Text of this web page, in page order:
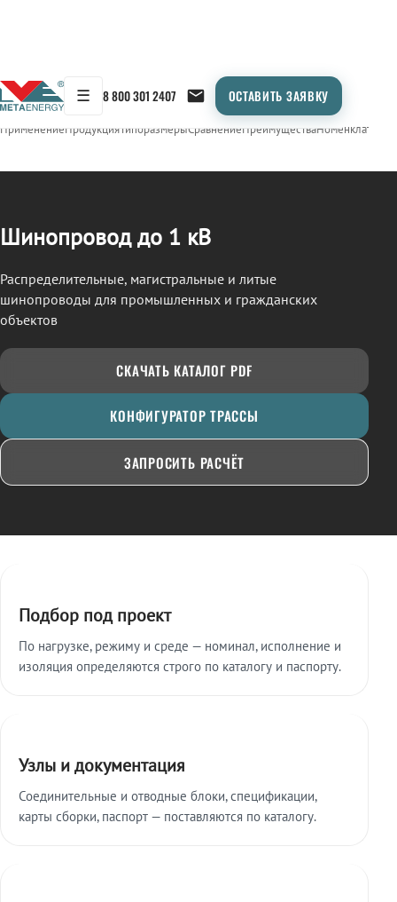
☰ 8 800 301 2407 ОСТАВИТЬ ЗАЯВКУ
← Продукция/ШИНОПРОВОД
ПрименениеПродукцияТипоразмерыСравнениеПреимуществаНоменклатура
Шинопровод до 1 кВ
Распределительные, магистральные и литые
шинопроводы для промышленных и гражданских
объектов
СКАЧАТЬ КАТАЛОГ PDF
КОНФИГУРАТОР ТРАССЫ
ЗАПРОСИТЬ РАСЧЁТ
Подбор под проект
По нагрузке, режиму и среде — номинал, исполнение и
изоляция определяются строго по каталогу и паспорту.
Узлы и документация
Соединительные и отводные блоки, спецификации,
карты сборки, паспорт — поставляются по каталогу.